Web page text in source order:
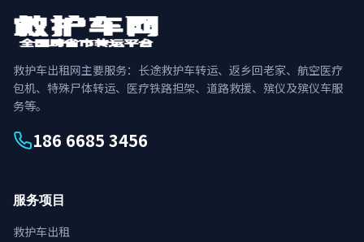
救护车出租网主要服务：长途救护车转运、返乡回老家、航空医疗
包机、特殊尸体转运、医疗铁路担架、道路救援、殡仪及殡仪车服
务等。
186 6685 3456
服务项目
救护车出租